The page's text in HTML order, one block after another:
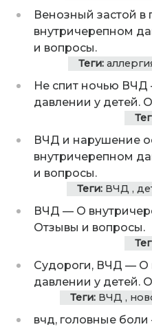
Венозный застой в
внутричерепном
и вопросы.
Теги:
Не спит ночью ВЧД
давлении у детей.
ВЧД и нарушение
внутричерепном
и вопросы.
Теги: ВЧД ,
ВЧД — О
Отзывы и вопросы.
Судороги, ВЧД — О
давлении у детей.
Теги: ВЧД ,
вчд, головные боли